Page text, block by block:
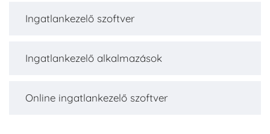
Ingatlankezelő szoftver
Ingatlankezelő alkalmazások
Online ingatlankezelő szoftver